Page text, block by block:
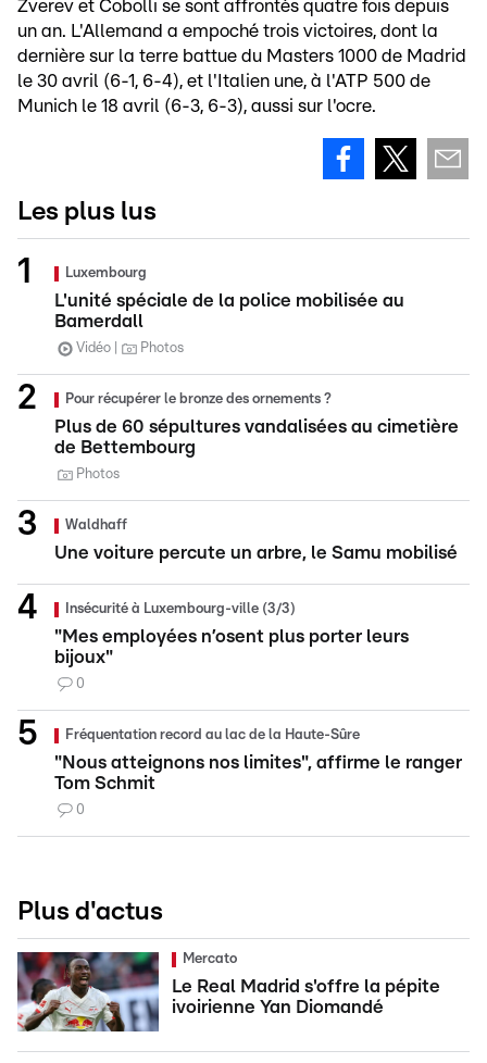
Zverev et Cobolli se sont affrontés quatre fois depuis
un an. L'Allemand a empoché trois victoires, dont la
dernière sur la terre battue du Masters 1000 de Madrid
le 30 avril (6-1, 6-4), et l'Italien une, à l'ATP 500 de
Munich le 18 avril (6-3, 6-3), aussi sur l'ocre.
Les plus lus
Luxembourg
L'unité spéciale de la police mobilisée au
Bamerdall
Vidéo Photos
Pour récupérer le bronze des ornements ?
Plus de 60 sépultures vandalisées au cimetière
de Bettembourg
Photos
Waldhaff
Une voiture percute un arbre, le Samu mobilisé
Insécurité à Luxembourg-ville (3/3)
"Mes employées n’osent plus porter leurs
bijoux"
0
Fréquentation record au lac de la Haute-Sûre
"Nous atteignons nos limites", affirme le ranger
Tom Schmit
0
Plus d'actus
Mercato
Le Real Madrid s'offre la pépite
ivoirienne Yan Diomandé